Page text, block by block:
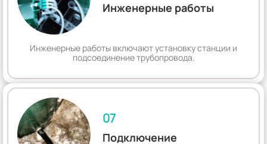
Инженерные работы
Инженерные работы включают установку станции и
подсоединение трубопровода.
07
Подключение